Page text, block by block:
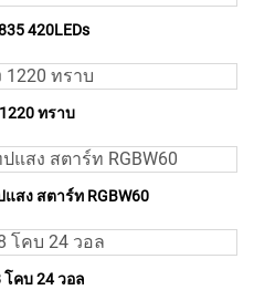
420LEDs
ทราบ
แสง สตาร์ท RGBW60
คบ 24 วอล